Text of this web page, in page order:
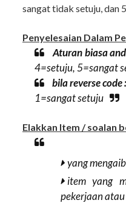
sangat tidak setuju, dan
Penyelesaian Dalam
Aturan biasa
4=setuju, 5=sangat
bila reverse code :
1=sangat setuju
Elakkan Item / soalan
yang
item yang
pekerjaan